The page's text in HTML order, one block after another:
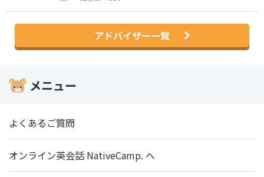
アドバイザー一覧
メニュー
よくあるご質問
オンライン英会話 NativeCamp. へ